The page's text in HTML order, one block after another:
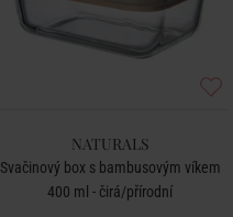
NATURALS
Svačinový box s bambusovým víkem
400 ml - čirá/přírodní